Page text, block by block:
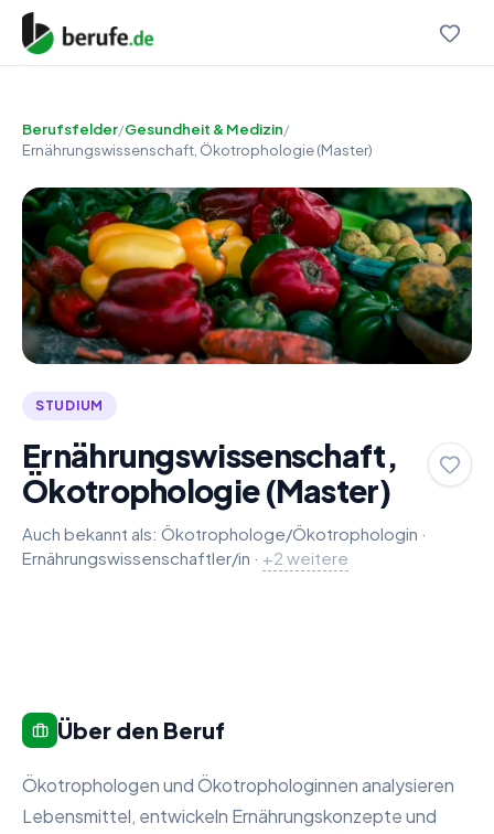
Berufsfelder/Gesundheit & Medizin/
Ernährungswissenschaft, Ökotrophologie (Master)
STUDIUM
Ernährungswissenschaft,
Ökotrophologie (Master)
Auch bekannt als: Ökotrophologe/Ökotrophologin ·
Ernährungswissenschaftler/in Dietician (m/f)
Nutritionist (m/f)
· +2 weitere
Über den Beruf
Ökotrophologen und Ökotrophologinnen analysieren
Lebensmittel, entwickeln Ernährungskonzepte und